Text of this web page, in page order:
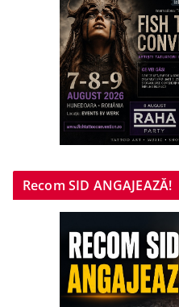
Recom SID ANGAJEAZĂ!